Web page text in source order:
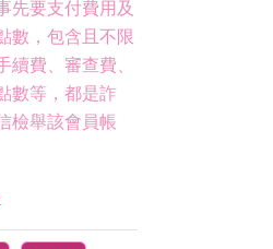
先要支付費用及
數，包含且不限
續費、審查費、
數等，都是詐
檢舉該會員帳